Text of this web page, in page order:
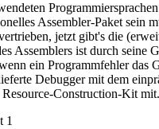
Assembler-Paket
jetzt gibt's die
Assemblers ist durch
ein Programmfehler
Debugger mit dem
Construction-Kit mit.
1